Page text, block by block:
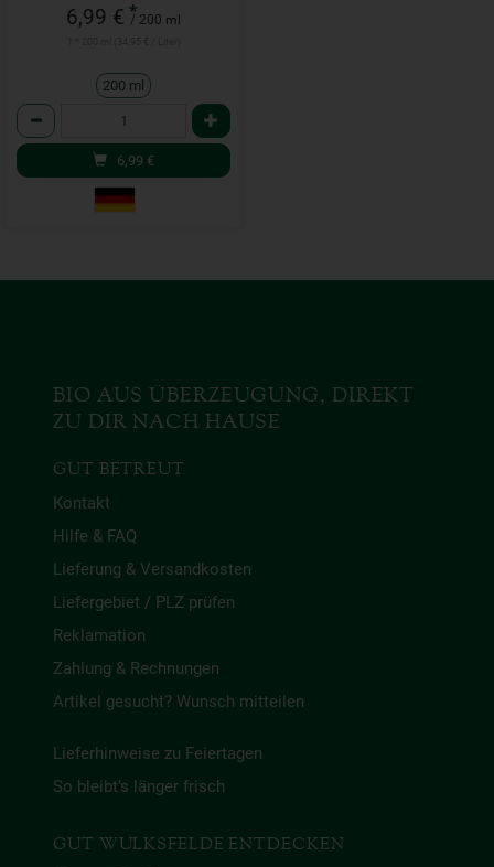
6,99 € *
/ 200 ml
200 ml
Anzahl
6,99 €
BIO AUS ÜBERZEUGUNG, DIREKT
ZU DIR NACH HAUSE
GUT BETREUT
Kontakt
Hilfe & FAQ
Lieferung & Versandkosten
Liefergebiet / PLZ prüfen
Reklamation
Zahlung & Rechnungen
Artikel gesucht? Wunsch mitteilen
Lieferhinweise zu Feiertagen
So bleibt’s länger frisch
GUT WULKSFELDE ENTDECKEN